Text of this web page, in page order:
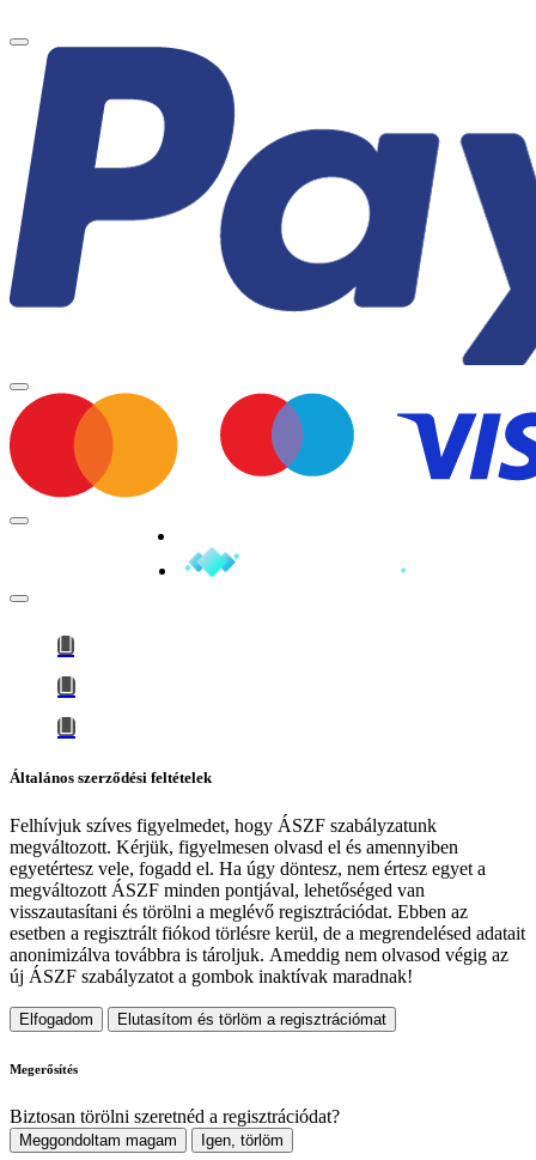
Általános szerződési feltételek
Felhívjuk szíves figyelmedet, hogy ÁSZF szabályzatunk
megváltozott. Kérjük, figyelmesen olvasd el és amennyiben
egyetértesz vele, fogadd el. Ha úgy döntesz, nem értesz egyet a
megváltozott ÁSZF minden pontjával, lehetőséged van
visszautasítani és törölni a meglévő regisztrációdat. Ebben az
esetben a regisztrált fiókod törlésre kerül, de a megrendelésed adatait
anonimizálva továbbra is tároljuk. Ameddig nem olvasod végig az
új ÁSZF szabályzatot a gombok inaktívak maradnak!
Elfogadom Elutasítom és törlöm a regisztrációmat
Megerősítés
Biztosan törölni szeretnéd a regisztrációdat?
Meggondoltam magam Igen, törlöm